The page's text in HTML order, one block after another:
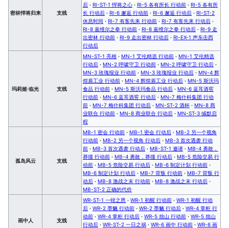
密林悍将归来 支线
后 · RI-ST-1 悍将之心 · RI-5 各有所长 行动前 · RI-5 各有所
长 行动后 · RI-6 邂逅 行动前 · RI-6 邂逅 行动后 · RI-ST-2
休息时间 · RI-7 有客先来 行动前 · RI-7 有客先来 行动后 ·
RI-8 嘉维尔之拳 行动前 · RI-8 嘉维尔之拳 行动后 · RI-9 走
出密林 行动前 · RI-9 走出密林 行动后 · RI-EX-1 声东击西
行动后
玛莉娅·临光 支线
MN-ST-1 亮相 · MN-1 艾伦精选 行动前 · MN-1 艾伦精选
行动后 · MN-2 呼啸守卫 行动前 · MN-2 呼啸守卫 行动后 ·
MN-3 玫瑰报业 行动前 · MN-3 玫瑰报业 行动后 · MN-4 辉
煌盾工业 行动前 · MN-4 辉煌盾工业 行动后 · MN-5 斯沃玛
食品 行动前 · MN-5 斯沃玛食品 行动后 · MN-6 蓝耳酒窖
行动前 · MN-6 蓝耳酒窖 行动后 · MN-7 梅什科集团 行动
前 · MN-7 梅什科集团 行动后 · MN-ST-2 酒杯 · MN-8 商
业联合 行动前 · MN-8 商业联合 行动后 · MN-ST-3 缄默启
程
孤岛风云 支线
MB-1 密会 行动前 · MB-1 密会 行动后 · MB-2 另一个视角
行动前 · MB-2 另一个视角 行动后 · MB-3 首次遇袭 行动
前 · MB-3 首次遇袭 行动后 · MB-ST-1 邀请 · MB-4 勇敢，
莽撞 行动前 · MB-4 勇敢，莽撞 行动后 · MB-5 危险交易 行
动前 · MB-5 危险交易 行动后 · MB-6 制定计划 行动前 ·
MB-6 制定计划 行动后 · MB-7 背叛 行动前 · MB-7 背叛 行
动后 · MB-8 激战之末 行动前 · MB-8 激战之末 行动后 ·
MB-ST-2 正确的代价
画中人 支线
WR-ST-1 一钳之恩 · WR-1 初醒 行动前 · WR-1 初醒 行动
后 · WR-2 墨魉 行动前 · WR-2 墨魉 行动后 · WR-4 掌柜 行
动前 · WR-4 掌柜 行动后 · WR-5 拙山 行动前 · WR-5 拙山
行动后 · WR-ST-2 一日之祸 · WR-6 画中 行动前 · WR-6 画